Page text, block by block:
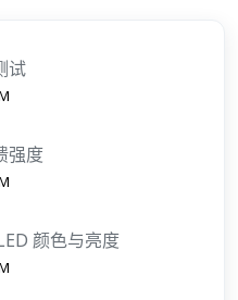
试
强度
颜色与亮度